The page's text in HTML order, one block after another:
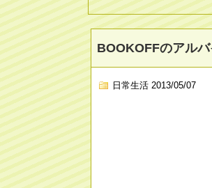
BOOKOFFのアル
日常生活 2013/05/07